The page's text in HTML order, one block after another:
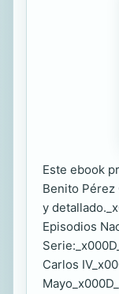
Este ebook
Benito Pérez
y
Episodios
Carlos